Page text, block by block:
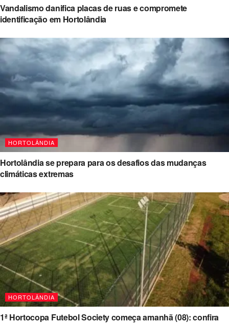
Vandalismo danifica placas de ruas e compromete
identificação em Hortolândia
HORTOLÂNDIA
Hortolândia se prepara para os desafios das mudanças
climáticas extremas
HORTOLÂNDIA
1ª Hortocopa Futebol Society começa amanhã (08): confira